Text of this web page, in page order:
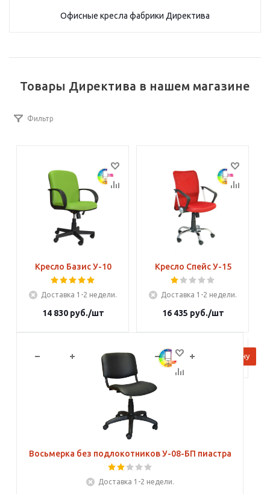
Офисные кресла фабрики Директива
Товары Директива в нашем магазине
Фильтр
Кресло Базис У-10
Доставка 1-2 недели.
14 830руб./шт
В корзину
Кресло Спейс У-15
Доставка 1-2 недели.
16 435 руб./шт
В корзину
Восьмерка без подлокотников У-08-БП пиастра
Доставка 1-2 недели.